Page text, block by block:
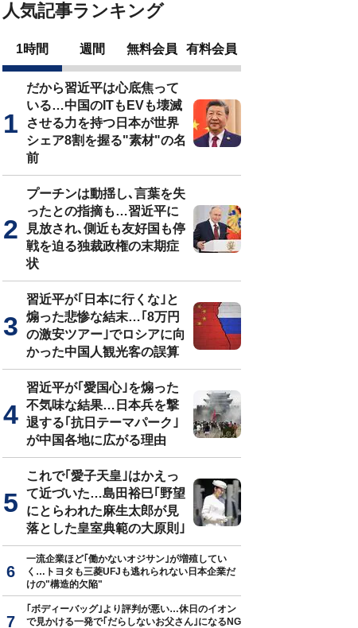
人気記事ランキング
1時間 週間 無料会員 有料会員
だから習近平は心底焦って
いる…中国のITもEVも壊滅
させる力を持つ日本が世界
シェア8割を握る"素材"の名
前
プーチンは動揺し､言葉を失
ったとの指摘も…習近平に
見放され､側近も友好国も停
戦を迫る独裁政権の末期症
状
習近平が｢日本に行くな｣と
煽った悲惨な結末…｢8万円
の激安ツアー｣でロシアに向
かった中国人観光客の誤算
習近平が｢愛国心｣を煽った
不気味な結果…日本兵を撃
退する｢抗日テーマパーク｣
が中国各地に広がる理由
これで｢愛子天皇｣はかえっ
て近づいた…島田裕巳｢野望
にとらわれた麻生太郎が見
落とした皇室典範の大原則｣
一流企業ほど｢働かないオジサン｣が増殖してい
く…トヨタも三菱UFJも逃れられない日本企業だ
けの"構造的欠陥"
｢ボディーバッグ｣より評判が悪い…休日のイオン
で見かける一発で｢だらしないお父さん｣になるNG